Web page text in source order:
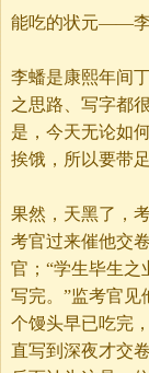
能吃的状元——
李蟠是康熙年间
之思路、写字都
是，今天无论如
挨饿，所以要带足
果然，天黑了，
考官过来催他交
官；“学生毕生之
写完。”监考官见
个馒头早已吃完
直写到深夜才交